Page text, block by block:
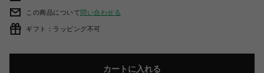
この商品について問い合わせる
ギフト：ラッピング不可
カートに入れる